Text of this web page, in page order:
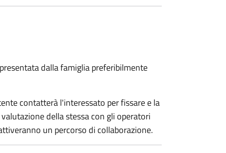
dalla famiglia preferibilmente
contatterà l'interessato per fissare e la
della stessacon gli operatori
un percorso di collaborazione.